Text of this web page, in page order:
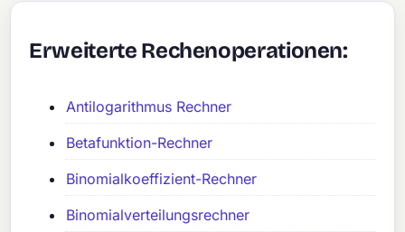
Erweiterte Rechenoperationen:
Antilogarithmus Rechner
Betafunktion-Rechner
Binomialkoeffizient-Rechner
Binomialverteilungsrechner